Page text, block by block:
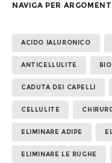
NAVIGA PER
ACIDO IALURONICO
ANTICELLULITE
CADUTA DEI CAPELLI
CELLULITE
ELIMINARE ADIPE
ELIMINARE LE RUGHE